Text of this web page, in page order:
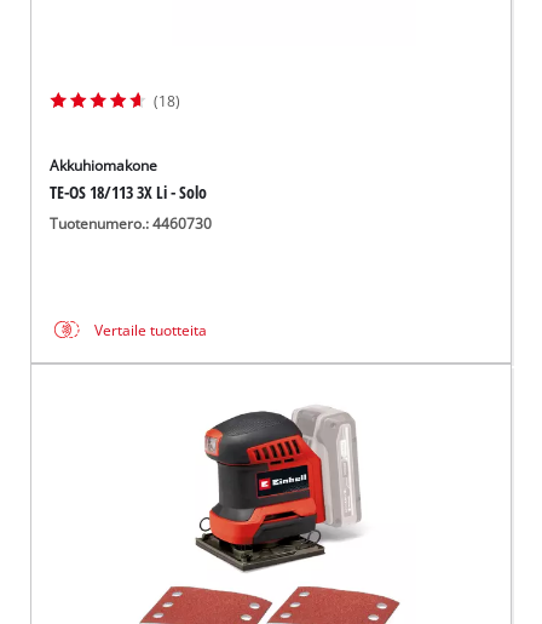
(18)
Akkuhiomakone
TE-OS 18/113 3X Li - Solo
Tuotenumero.: 4460730
Vertaile tuotteita